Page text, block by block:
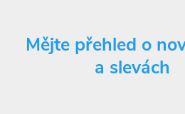
Mějte přehled o
a slevách